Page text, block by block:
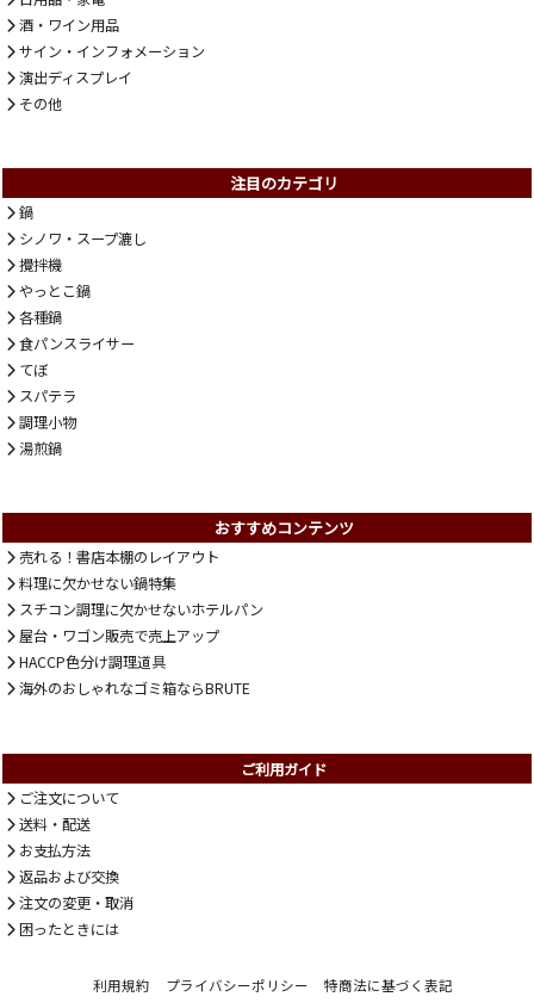
酒・ワイン用品
サイン・インフォメーション
演出ディスプレイ
その他
注目のカテゴリ
鍋
シノワ・スープ漉し
攪拌機
やっとこ鍋
各種鍋
食パンスライサー
てぼ
スパテラ
調理小物
湯煎鍋
おすすめコンテンツ
売れる！書店本棚のレイアウト
料理に欠かせない鍋特集
スチコン調理に欠かせないホテルパン
屋台・ワゴン販売で売上アップ
HACCP色分け調理道具
海外のおしゃれなゴミ箱ならBRUTE
ご利用ガイド
ご注文について
送料・配送
お支払方法
返品および交換
注文の変更・取消
困ったときには
利用規約 プライバシーポリシー 特商法に基づく表記